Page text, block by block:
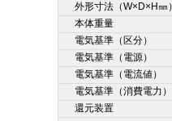
外形寸法（W×D×H㎜）
本体重量
電気基準（区分）
電気基準（電源）
電気基準（電流値）
電気基準（消費電力）
還元装置